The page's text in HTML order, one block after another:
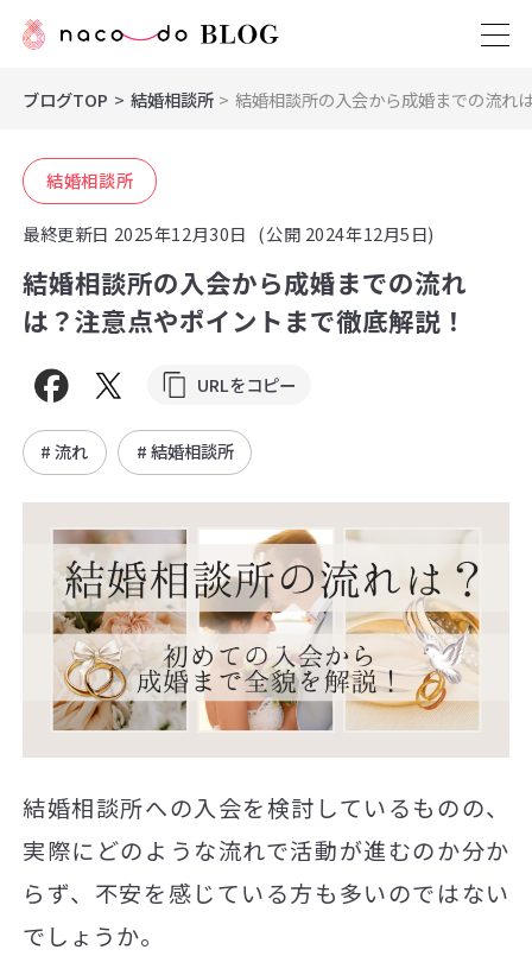
ブログTOP 結婚相談所 結婚相談所の入会から成婚までの流れ
結婚相談所
最終更新日 2025年12月30日 (公開 2024年12月5日)
結婚相談所の入会から成婚までの流れ
は？注意点やポイントまで徹底解説！
URLをコピー
# 流れ # 結婚相談所
結婚相談所への入会を検討しているものの、
実際にどのような流れで活動が進むのか分か
らず、不安を感じている方も多いのではない
でしょうか。